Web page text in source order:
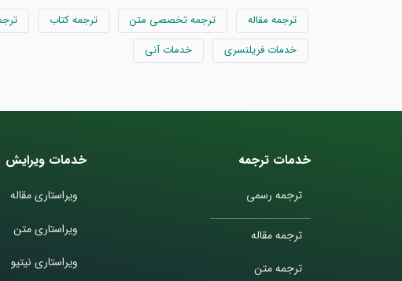
ترجمه مقاله ترجمه تخصصی متن ترجمه کتاب
خدمات فریلنسری
خدمات آنی
خدمات ترجمه
ترجمه رسمی
ترجمه مقاله
ترجمه متن
خدمات ویرایش
ویراستاری مقاله
ویراستاری متن
ویراستاری نیتیو